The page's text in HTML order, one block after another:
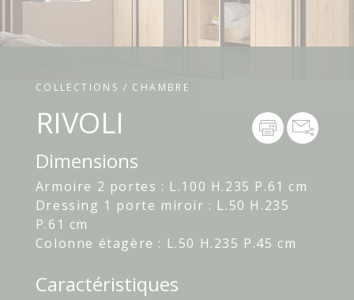
COLLECTIONS / CHAMBRE
RIVOLI
Dimensions
Armoire 2 portes : L.100 H.235 P.61 cm
Dressing 1 porte miroir : L.50 H.235
P.61 cm
Colonne étagère : L.50 H.235 P.45 cm
Caractéristiques